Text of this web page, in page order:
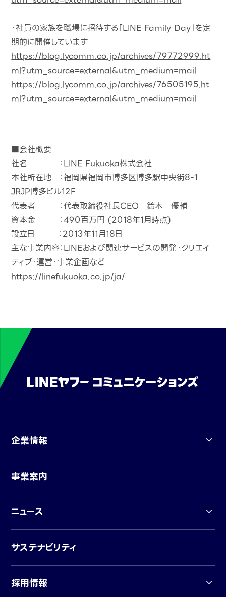
・社員の家族を職場に招待する「LINE Family Day」を定
期的に開催しています
https://blog.lycomm.co.jp/archives/79772999.ht
ml?utm_source=external&utm_medium=mail
https://blog.lycomm.co.jp/archives/76505195.ht
ml?utm_source=external&utm_medium=mail
■会社概要
社名 ：LINE Fukuoka株式会社
本社所在地 ：福岡県福岡市博多区博多駅中央街8-1
JRJP博多ビル12F
代表者 ：代表取締役社長CEO 鈴木 優輔
資本金 ：490百万円 (2018年1月時点)
設立日 ：2013年11月18日
主な事業内容：LINEおよび関連サービスの開発・クリエイ
ティブ・運営・事業企画など
https://linefukuoka.co.jp/ja/
企業情報
事業案内
ニュース
サステナビリティ
採用情報